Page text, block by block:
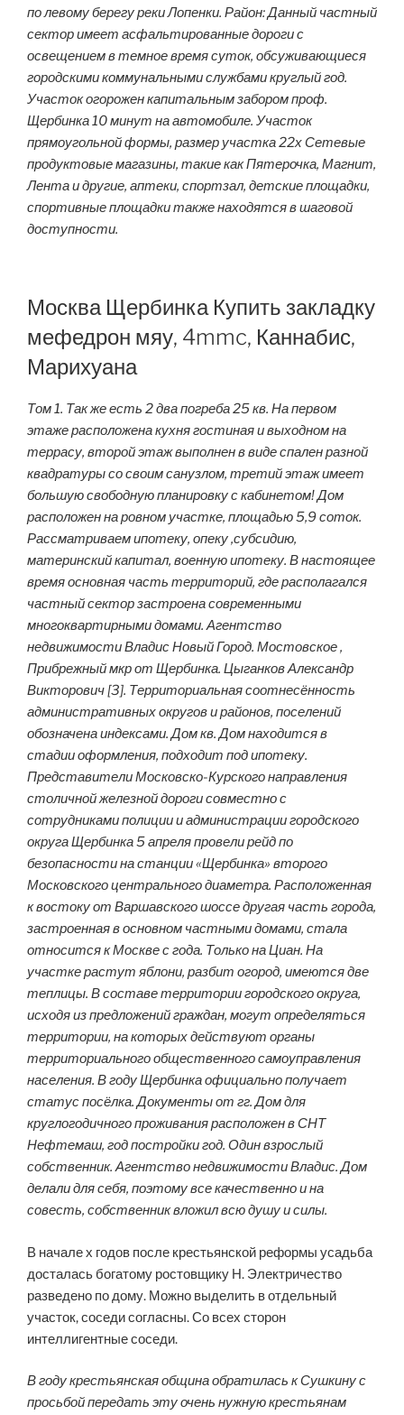
по левому берегу реки Лопенки. Район: Данный частный
сектор имеет асфальтированные дороги с
освещением в темное время суток, обсуживающиеся
городскими коммунальными службами круглый год.
Участок огорожен капитальным забором проф.
Щербинка 10 минут на автомобиле. Участок
прямоугольной формы, размер участка 22х Сетевые
продуктовые магазины, такие как Пятерочка, Магнит,
Лента и другие, аптеки, спортзал, детские площадки,
спортивные площадки также находятся в шаговой
доступности.
Москва Щербинка Купить закладку
мефедрон мяу, 4mmc, Каннабис,
Марихуана
Том 1. Так же есть 2 два погреба 25 кв. На первом
этаже расположена кухня гостиная и выходном на
террасу, второй этаж выполнен в виде спален разной
квадратуры со своим санузлом, третий этаж имеет
большую свободную планировку с кабинетом! Дом
расположен на ровном участке, площадью 5,9 соток.
Рассматриваем ипотеку, опеку ,субсидию,
материнский капитал, военную ипотеку. В настоящее
время основная часть территорий, где располагался
частный сектор застроена современными
многоквартирными домами. Агентство
недвижимости Владис Новый Город. Мостовское ,
Прибрежный мкр от Щербинка. Цыганков Александр
Викторович [3]. Территориальная соотнесённость
административных округов и районов, поселений
обозначена индексами. Дом кв. Дом находится в
стадии оформления, подходит под ипотеку.
Представители Московско-Курского направления
столичной железной дороги совместно с
сотрудниками полиции и администрации городского
округа Щербинка 5 апреля провели рейд по
безопасности на станции «Щербинка» второго
Московского центрального диаметра. Расположенная
к востоку от Варшавского шоссе другая часть города,
застроенная в основном частными домами, стала
относится к Москве с года. Только на Циан. На
участке растут яблони, разбит огород, имеются две
теплицы. В составе территории городского округа,
исходя из предложений граждан, могут определяться
территории, на которых действуют органы
территориального общественного самоуправления
населения. В году Щербинка официально получает
статус посёлка. Документы от гг. Дом для
круглогодичного проживания расположен в СНТ
Нефтемаш, год постройки год. Один взрослый
собственник. Агентство недвижимости Владис. Дом
делали для себя, поэтому все качественно и на
совесть, собственник вложил всю душу и силы.
В начале х годов после крестьянской реформы усадьба
досталась богатому ростовщику Н. Электричество
разведено по дому. Можно выделить в отдельный
участок, соседи согласны. Со всех сторон
интеллигентные соседи.
В году крестьянская община обратилась к Сушкину с
просьбой передать эту очень нужную крестьянам